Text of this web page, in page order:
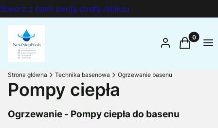
Stwórz z nami swoją strefę relaksu
Zaloguj sięProdukty
Koszyk
Strona główna Technika basenowa Ogrzewanie basenu
Pompy ciepła
Ogrzewanie - Pompy ciepła do basenu